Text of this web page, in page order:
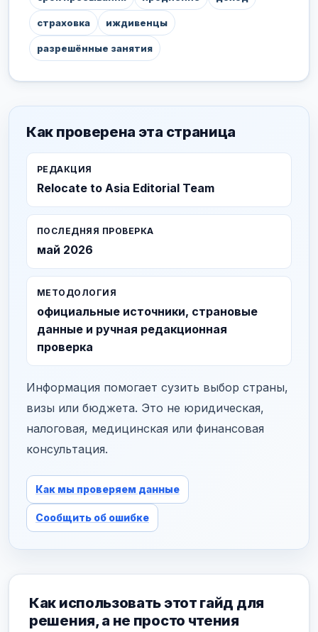
страховка иждивенцы
разрешённые занятия
Как проверена эта страница
РЕДАКЦИЯ
Relocate to Asia Editorial Team
ПОСЛЕДНЯЯ ПРОВЕРКА
май 2026
МЕТОДОЛОГИЯ
официальные источники, страновые
данные и ручная редакционная
проверка
Информация помогает сузить выбор страны,
визы или бюджета. Это не юридическая,
налоговая, медицинская или финансовая
консультация.
Как мы проверяем данные
Сообщить об ошибке
Как использовать этот гайд для
решения, а не просто чтения